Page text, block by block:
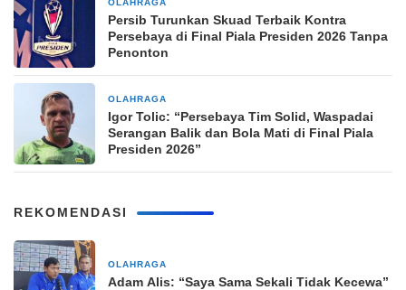
OLAHRAGA
Persib Turunkan Skuad Terbaik Kontra
Persebaya di Final Piala Presiden 2026 Tanpa
Penonton
OLAHRAGA
Igor Tolic: “Persebaya Tim Solid, Waspadai
Serangan Balik dan Bola Mati di Final Piala
Presiden 2026”
REKOMENDASI
OLAHRAGA
Adam Alis: “Saya Sama Sekali Tidak Kecewa”